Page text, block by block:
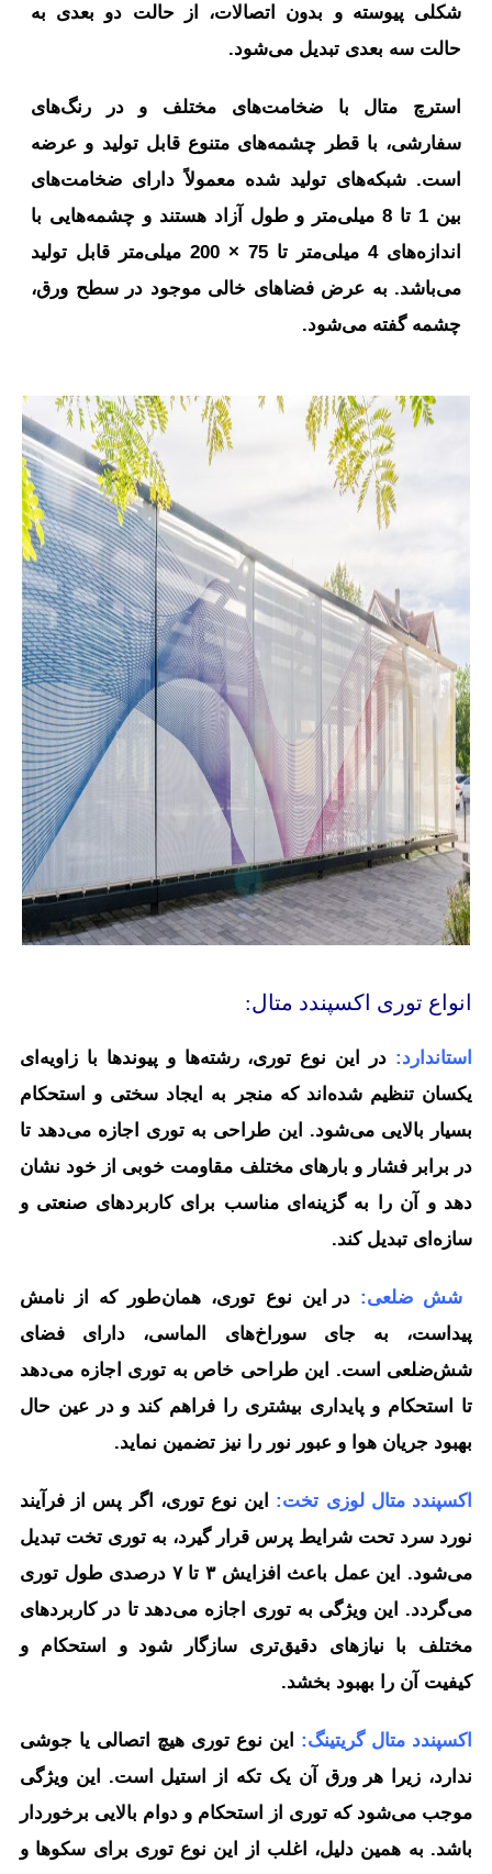
شکلی پیوسته و بدون اتصالات، از حالت دو بعدی به
حالت سه بعدی تبدیل می‌شود.
استرچ متال با ضخامت‌های مختلف و در رنگ‌های
سفارشی، با قطر چشمه‌های متنوع قابل تولید و عرضه
است. شبکه‌های تولید شده معمولاً دارای ضخامت‌های
بین 1 تا 8 میلی‌متر و طول آزاد هستند و چشمه‌هایی با
اندازه‌های 4 میلی‌متر تا 75 × 200 میلی‌متر قابل تولید
می‌باشد. به عرض فضاهای خالی موجود در سطح ورق،
چشمه گفته می‌شود.
انواع توری اکسپندد متال:
استاندارد: در این نوع توری، رشته‌ها و پیوندها با زاویه‌ای
یکسان تنظیم شده‌اند که منجر به ایجاد سختی و استحکام
بسیار بالایی می‌شود. این طراحی به توری اجازه می‌دهد تا
در برابر فشار و بارهای مختلف مقاومت خوبی از خود نشان
دهد و آن را به گزینه‌ای مناسب برای کاربردهای صنعتی و
سازه‌ای تبدیل کند.
شش ضلعی:در این نوع توری، همان‌طور که از نامش
پیداست، به جای سوراخ‌های الماسی، دارای فضای
شش‌ضلعی است. این طراحی خاص به توری اجازه می‌دهد
تا استحکام و پایداری بیشتری را فراهم کند و در عین حال
بهبود جریان هوا و عبور نور را نیز تضمین نماید.
اکسپندد متال لوزی تخت:
این نوع توری، اگر پس از فرآیند
نورد سرد تحت شرایط پرس قرار گیرد، به توری تخت تبدیل
می‌شود. این عمل باعث افزایش ۳ تا ۷ درصدی طول توری
می‌گردد. این ویژگی به توری اجازه می‌دهد تا در کاربردهای
مختلف با نیازهای دقیق‌تری سازگار شود و استحکام و
کیفیت آن را بهبود بخشد.
اکسپندد متال گریتینگ:
این نوع توری هیچ اتصالی یا جوشی
ندارد، زیرا هر ورق آن یک تکه از استیل است. این ویژگی
موجب می‌شود که توری از استحکام و دوام بالایی برخوردار
باشد. به همین دلیل، اغلب از این نوع توری برای سکوها و